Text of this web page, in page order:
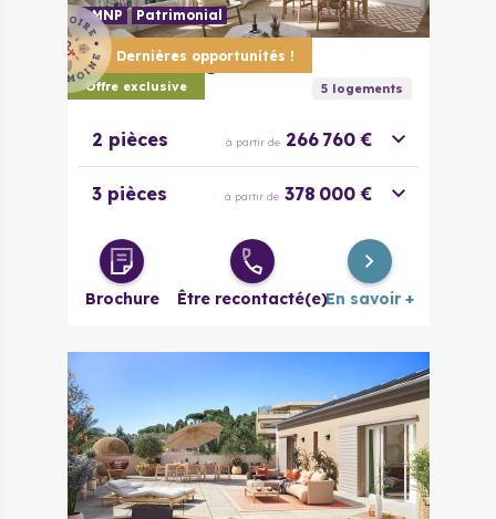
Dernières opportunités !
Offre exclusive
LMNP Patrimonial
06000 Nice
Villa Siebel 5logements
2 pièces à partir de 266 760 €
3 pièces à partir de 378 000 €
Brochure Être recontacté(e)En savoir +